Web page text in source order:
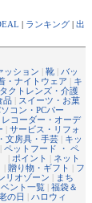
ランキング
出
ッション 靴
バッ
・ナイトウェア
キ
クトレンズ・介護
品
スイーツ・お菓
コン・PCパー
コーダー・オーデ
サービス・リフォ
文房具・手芸
キッ
ペットフード ・ ペ
| ポイント
ネット
贈り物・ギフト
フ
リオゾーン
まち
ント一覧
福袋＆
の日
ハロウィ